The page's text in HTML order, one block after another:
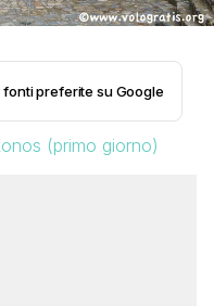
preferite su Google
(primo giorno)